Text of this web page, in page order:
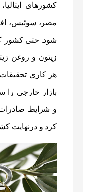
کشورهای
مصر، سوئیس،
شود. حتی کشور
زیتون و روغن
هر کاری تحقیقات
بازار خارجی
و شرایط
کرد و درنهایت